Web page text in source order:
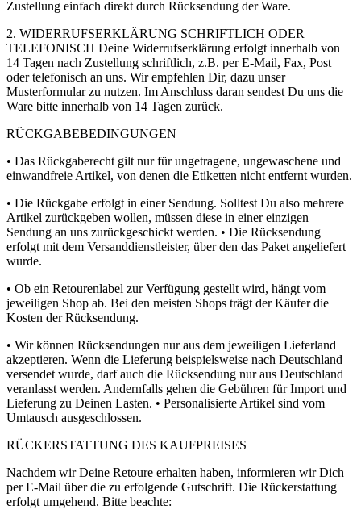
Zustellung einfach direkt durch Rücksendung der Ware.
2. WIDERRUFSERKLÄRUNG SCHRIFTLICH ODER
TELEFONISCH Deine Widerrufserklärung erfolgt innerhalb von
14 Tagen nach Zustellung schriftlich, z.B. per E-Mail, Fax, Post
oder telefonisch an uns. Wir empfehlen Dir, dazu unser
Musterformular zu nutzen. Im Anschluss daran sendest Du uns die
Ware bitte innerhalb von 14 Tagen zurück.
RÜCKGABEBEDINGUNGEN
• Das Rückgaberecht gilt nur für ungetragene, ungewaschene und
einwandfreie Artikel, von denen die Etiketten nicht entfernt wurden.
• Die Rückgabe erfolgt in einer Sendung. Solltest Du also mehrere
Artikel zurückgeben wollen, müssen diese in einer einzigen
Sendung an uns zurückgeschickt werden. • Die Rücksendung
erfolgt mit dem Versanddienstleister, über den das Paket angeliefert
wurde.
• Ob ein Retourenlabel zur Verfügung gestellt wird, hängt vom
jeweiligen Shop ab. Bei den meisten Shops trägt der Käufer die
Kosten der Rücksendung.
• Wir können Rücksendungen nur aus dem jeweiligen Lieferland
akzeptieren. Wenn die Lieferung beispielsweise nach Deutschland
versendet wurde, darf auch die Rücksendung nur aus Deutschland
veranlasst werden. Andernfalls gehen die Gebühren für Import und
Lieferung zu Deinen Lasten. • Personalisierte Artikel sind vom
Umtausch ausgeschlossen.
RÜCKERSTATTUNG DES KAUFPREISES
Nachdem wir Deine Retoure erhalten haben, informieren wir Dich
per E-Mail über die zu erfolgende Gutschrift. Die Rückerstattung
erfolgt umgehend. Bitte beachte: